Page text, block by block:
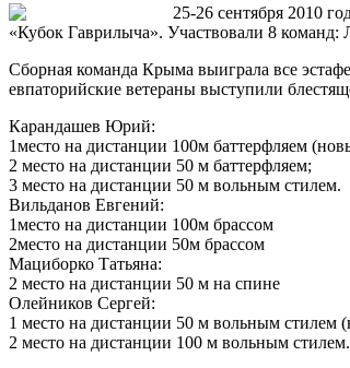
25-26 сентября 2010
«Кубок Гаврилыча». Участвовали 8
Сборная команда Крыма выиграла все
евпаторийские ветераны выступили
Карандашев Юрий:
1место на дистанции 100м баттерфляем
2 место на дистанции 50 м баттерфляем;
3 место на дистанции 50 м вольным стилем.
Вильданов Евгений:
1место на дистанции 100м брассом
2место на дистанции 50м брассом
Мациборко Татьяна:
2 место на дистанции 50 м на спине
Олейников Сергей:
1 место на дистанции 50 м вольным стилем
2 место на дистанции 100 м вольным стилем.